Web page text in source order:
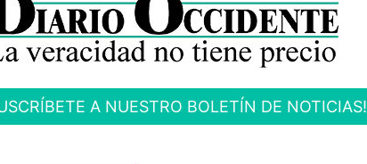
A NUESTRO BOLETÍN DE NOTICIAS!